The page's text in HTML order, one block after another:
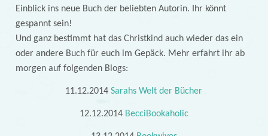
Einblick ins neue Buch der beliebten Autorin. Ihr könnt
gespannt sein!
Und ganz bestimmt hat das Christkind auch wieder das ein
oder andere Buch für euch im Gepäck. Mehr erfahrt ihr ab
morgen auf folgenden Blogs:
11.12.2014Sarahs Welt der Bücher
12.12.2014 BecciBookaholic